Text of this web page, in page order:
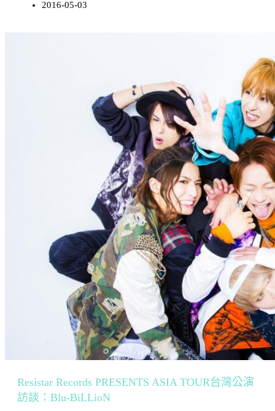
2016-05-03
Resistar Records PRESENTS ASIA TOUR台灣公演
訪談：Blu-BiLLioN